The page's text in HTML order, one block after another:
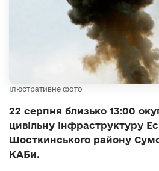
Ілюстративне фото
22 серпня близько 13:00
цивільну інфраструктуру
Шосткинського району
КАБи.